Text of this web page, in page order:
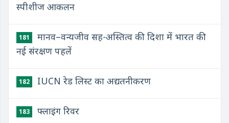
स्पीशीज आकलन
181
मानव–वन्यजीव सह-अस्तित्व की दिशा में भारत की
नई संरक्षण पहलें
182 IUCN रेड लिस्ट का अद्यतनीकरण
183 फ्लाइंग रिवर